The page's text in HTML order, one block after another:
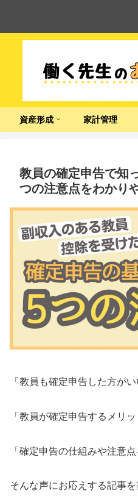
資産形成 家計管理
教員の確定申告で知
つの注意点をわかり
「教員も確定申告した方がい
「教員が確定申告するメリッ
「確定申告の仕組みや注意点
そんな声にお応えする記事を